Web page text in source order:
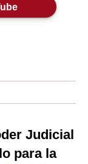
Judicial
para la